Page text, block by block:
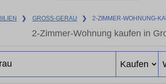
❯ GROSS-GERAU ❯ 2-ZIMMER-WOHNUNG-
2-Zimmer-Wohnung kaufen in